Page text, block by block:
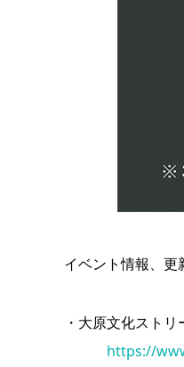
イベント情報、更
・大原文化スト
https://